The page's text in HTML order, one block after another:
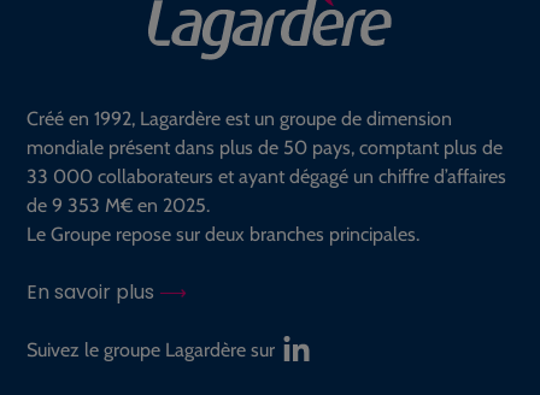
Créé en 1992, Lagardère est un groupe de dimension
mondiale présent dans plus de 50 pays, comptant plus de
33 000 collaborateurs et ayant dégagé un chiffre d’affaires
de 9 353 M€ en 2025.
Le Groupe repose sur deux branches principales.
En savoir plus
Suivez le groupe Lagardère sur